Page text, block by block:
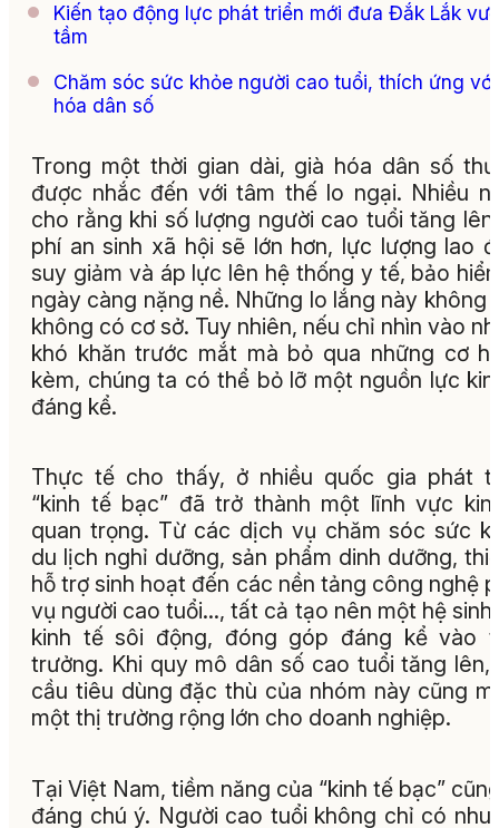
Kiến tạo động lực phát triển mới đưa Đắk Lắk
tầm
Chăm sóc sức khỏe người cao tuổi, thích ứng
hóa dân số
Trong một thời gian dài, già hóa dân số
được nhắc đến với tâm thế lo ngại. Nhiều
cho rằng khi số lượng người cao tuổi tăng
phí an sinh xã hội sẽ lớn hơn, lực lượng lao
suy giảm và áp lực lên hệ thống y tế, bảo
ngày càng nặng nề. Những lo lắng này không
không có cơ sở. Tuy nhiên, nếu chỉ nhìn vào
khó khăn trước mắt mà bỏ qua những cơ
kèm, chúng ta có thể bỏ lỡ một nguồn lực
đáng kể.
Thực tế cho thấy, ở nhiều quốc gia phát
“kinh tế bạc” đã trở thành một lĩnh vực
quan trọng. Từ các dịch vụ chăm sóc sức
du lịch nghỉ dưỡng, sản phẩm dinh dưỡng,
hỗ trợ sinh hoạt đến các nền tảng công nghệ
vụ người cao tuổi…, tất cả tạo nên một hệ sinh
kinh tế sôi động, đóng góp đáng kể vào
trưởng. Khi quy mô dân số cao tuổi tăng lên,
cầu tiêu dùng đặc thù của nhóm này cũng
một thị trường rộng lớn cho doanh nghiệp.
Tại Việt Nam, tiềm năng của “kinh tế bạc”
đáng chú ý. Người cao tuổi không chỉ có nhu